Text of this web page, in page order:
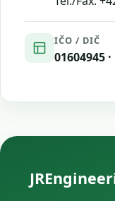
IČO / DIČ
01604945